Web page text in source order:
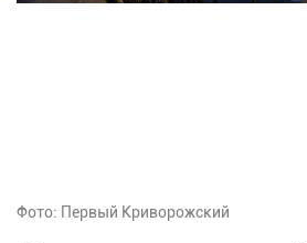
Фото: Первый Криворожский